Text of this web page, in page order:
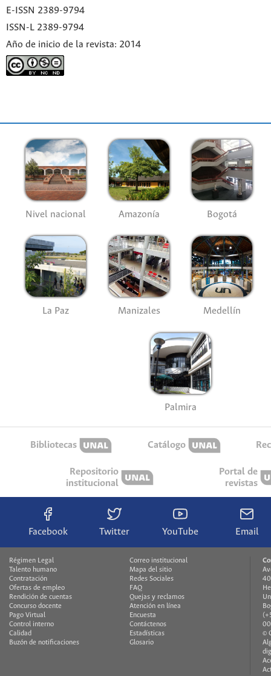
E-ISSN 2389-9794
ISSN-L 2389-9794
Año de inicio de la revista: 2014
Nivel nacional Amazonía Bogotá
La Paz Manizales Medellín
Palmira
Bibliotecas Catálogo
Repositorio
institucional
Portal de
revistas
Facebook Twitter YouTube Email
Régimen Legal
Talento humano
Contratación
Ofertas de empleo
Rendición de cuentas
Concurso docente
Pago Virtual
Control interno
Calidad
Buzón de notificaciones
Correo institucional
Mapa del sitio
Redes Sociales
FAQ
Quejas y reclamos
Atención en línea
Encuesta
Contáctenos
Estadísticas
Glosario
©